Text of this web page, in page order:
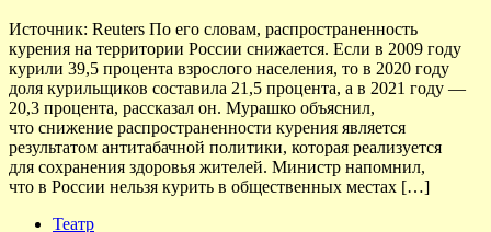
Источник: Reuters По его словам, распространенность
курения на территории России снижается. Если в 2009 году
курили 39,5 процента взрослого населения, то в 2020 году
доля курильщиков составила 21,5 процента, а в 2021 году —
20,3 процента, рассказал он. Мурашко объяснил,
что снижение распространенности курения является
результатом антитабачной политики, которая реализуется
для сохранения здоровья жителей. Министр напомнил,
что в России нельзя курить в общественных местах […]
Театр